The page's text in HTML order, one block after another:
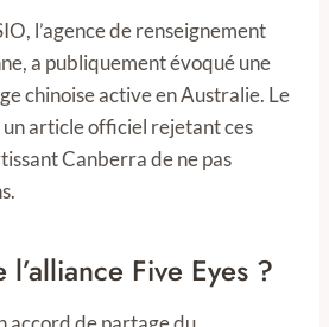
l’agence de renseignement
a publiquement évoqué une
chinoise active en Australie. Le
un article officiel rejetant ces
Canberra de ne pas
l’alliance Five Eyes ?